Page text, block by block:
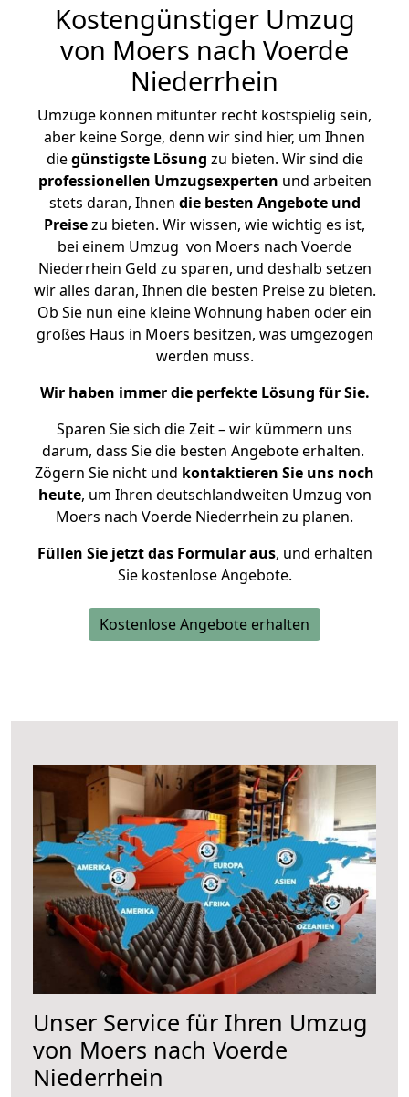
Kostengünstiger Umzug
von Moers nach Voerde
Niederrhein
Umzüge können mitunter recht kostspielig sein,
aber keine Sorge, denn wir sind hier, um Ihnen
diegünstigste Lösung zu bieten. Wir sind die
professionellen Umzugsexperten und arbeiten
stets daran, Ihnen die besten Angebote und
Preisezu bieten. Wir wissen, wie wichtig es ist,
bei einem Umzug von Moers nach Voerde
Niederrhein Geld zu sparen, und deshalb setzen
wir alles daran, Ihnen die besten Preise zu bieten.
Ob Sie nun eine kleine Wohnung haben oder ein
großes Haus in Moers besitzen, was umgezogen
werden muss.
Wir haben immer die perfekte Lösung für Sie.
Sparen Sie sich die Zeit – wir kümmern uns
darum, dass Sie die besten Angebote erhalten.
Zögern Sie nicht und kontaktieren Sie uns noch
heute, um Ihren deutschlandweiten Umzug von
Moers nach Voerde Niederrhein zu planen.
Füllen Sie jetzt das Formular aus, und erhalten
Sie kostenlose Angebote.
Kostenlose Angebote erhalten
Unser Service für Ihren Umzug
von Moers nach Voerde
Niederrhein